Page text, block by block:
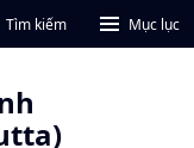
Tìm kiếm Mục lục